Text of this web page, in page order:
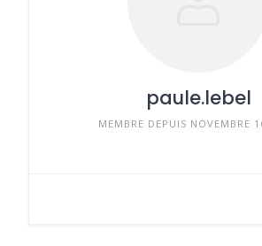
paule.lebel
MEMBRE DEPUIS NOVEMBRE